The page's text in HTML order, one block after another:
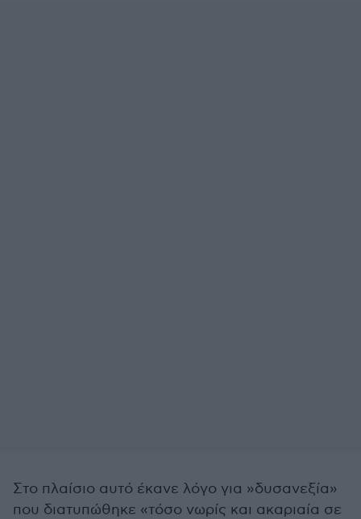
Στο πλαίσιο αυτό έκανε λόγο για »δυσανεξία»
που διατυπώθηκε «τόσο νωρίς και ακαριαία σε